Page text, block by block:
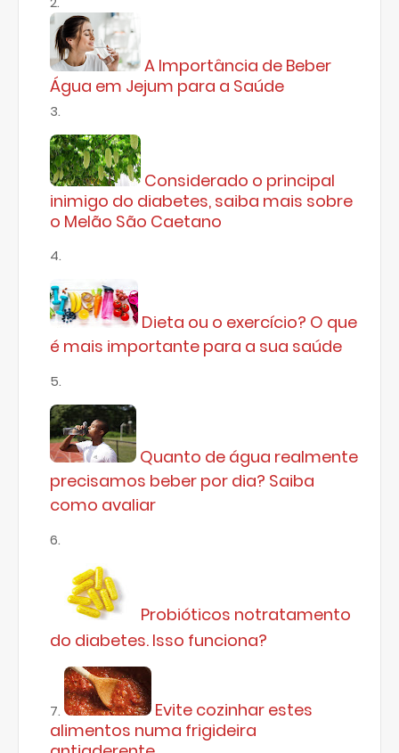
A Importância de Beber
Água em Jejum para a Saúde
Considerado o principal
inimigo do diabetes, saiba mais sobre
o Melão São Caetano
Dieta ou o exercício? O que
é mais importante para a sua saúde
Quanto de água realmente
precisamos beber por dia? Saiba
como avaliar
Probióticos notratamento
do diabetes. Isso funciona?
Evite cozinhar estes
alimentos numa frigideira